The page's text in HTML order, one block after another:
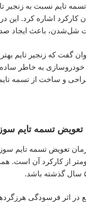
تایم نسبت به زنجیر
کارکرد اشاره کرد. این
شل‌شدن، باعث ایجاد
گفت که زنجیر تایم بهتر
به خاطر
و ساخت از تسمه
تسمه تایم
تعویض تسمه تایم
از کارکرد آن است.
در اثر فرسودگی